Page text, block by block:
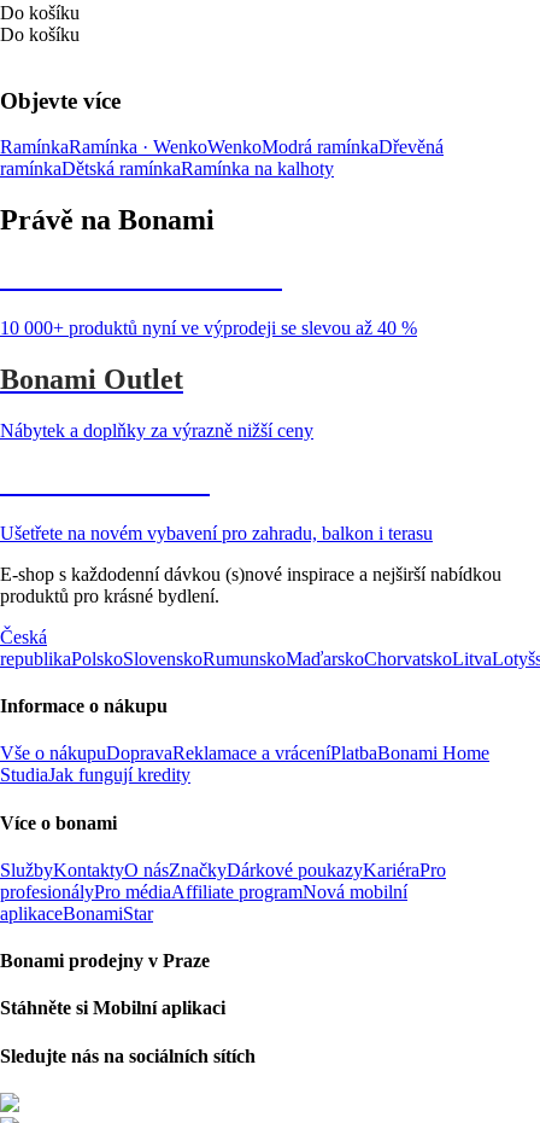
Do košíku
Do košíku
Objevte více
RamínkaRamínka · WenkoWenkoModrá ramínkaDřevěná
ramínkaDětská ramínkaRamínka na kalhoty
Právě na Bonami
10 000+ produktů nyní ve výprodeji se slevou až 40 %
Bonami Outlet
Nábytek a doplňky za výrazně nižší ceny
Ušetřete na novém vybavení pro zahradu, balkon i terasu
E-shop s každodenní dávkou (s)nové inspirace a nejširší nabídkou
produktů pro krásné bydlení.
Česká
republikaPolskoSlovenskoRumunskoMaďarskoChorvatskoLitva
Informace o nákupu
Vše o nákupuDopravaReklamace a vráceníPlatbaBonami Home
StudiaJak fungují kredity
Více o bonami
SlužbyKontaktyO násZnačkyDárkové poukazyKariéraPro
profesionályPro médiaAffiliate programNová mobilní
aplikaceBonamiStar
Bonami prodejny v Praze
Stáhněte si Mobilní aplikaci
Sledujte nás na sociálních sítích